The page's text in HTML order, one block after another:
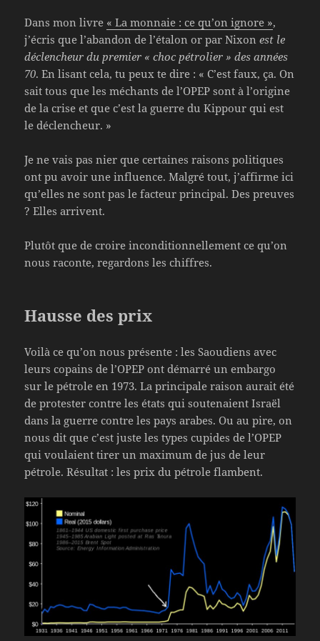
Dans mon livre « La monnaie : ce qu’on ignore »,
j’écris que l’abandon de l’étalon or par Nixonest le
déclencheur du premier « choc pétrolier » des années
70. En lisant cela, tu peux te dire : « C’est faux, ça. On
sait tous que les méchants de l’OPEP sont à l’origine
de la crise et que c’est la guerre du Kippour qui est
le déclencheur. »
Je ne vais pas nier que certaines raisons politiques
ont pu avoir une influence. Malgré tout, j’affirme ici
qu’elles ne sont pas le facteur principal. Des preuves
? Elles arrivent.
Plutôt que de croire inconditionnellement ce qu’on
nous raconte, regardons les chiffres.
Hausse des prix
Voilà ce qu’on nous présente : les Saoudiens avec
leurs copains de l’OPEP ont démarré un embargo
sur le pétrole en 1973. La principale raison aurait été
de protester contre les états qui soutenaient Israël
dans la guerre contre les pays arabes. Ou au pire, on
nous dit que c’est juste les types cupides de l’OPEP
qui voulaient tirer un maximum de jus de leur
pétrole. Résultat : les prix du pétrole flambent.